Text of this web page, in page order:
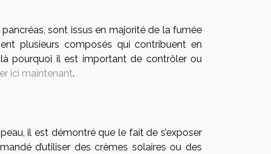
sont issus en majorité de la fumée
plusieurs composés qui contribuent en
pourquoi il est important de contrôler ou
ici maintenant.
il est démontré que le fait de s’exposer
d’utiliser des crèmes solaires ou des